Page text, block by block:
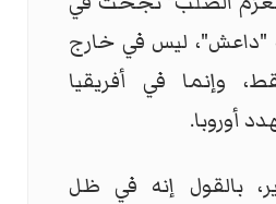
ليس في خارج
وإنما في أفريقيا
أوروبا.
بالقول إنه في ظل